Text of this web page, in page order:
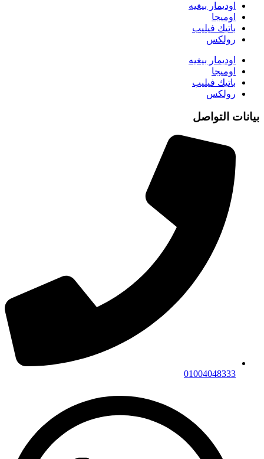
اوديمار بيغيه
اوميجا
باتيك فيليب
رولكس
اوديمار بيغيه
اوميجا
باتيك فيليب
رولكس
بيانات التواصل
01004048333